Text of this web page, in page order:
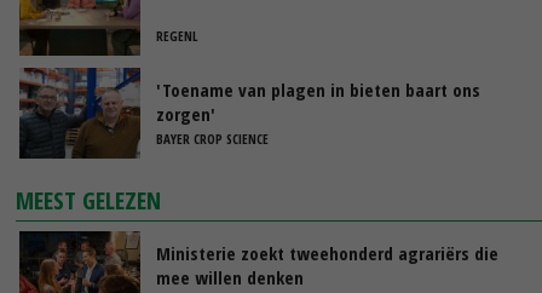
REGENL
'Toename van plagen in bieten baart ons
zorgen'
BAYER CROP SCIENCE
MEEST GELEZEN
Ministerie zoekt tweehonderd agrariërs die
mee willen denken